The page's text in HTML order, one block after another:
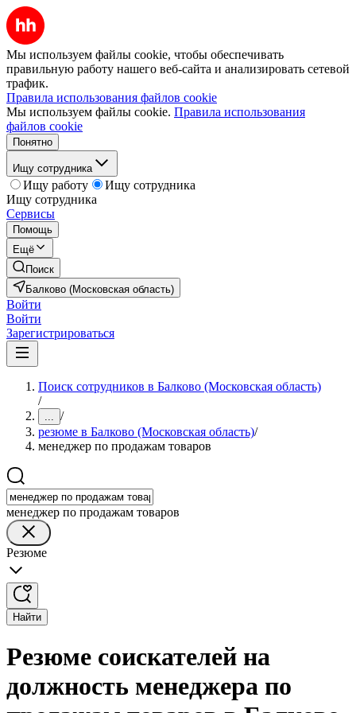
Мы используем файлы cookie, чтобы обеспечивать
правильную работу нашего веб-сайта и анализировать сетевой
трафик.
Правила использования файлов cookie
Мы используем файлы cookie. Правила использования
файлов cookie
Понятно
Ищу сотрудника
Ищу работу
Ищу сотрудника
Ищу сотрудника
Сервисы
Помощь
Ещё
Поиск
Балково (Московская область)
Войти
Войти
Зарегистрироваться
Поиск сотрудников в Балково (Московская область)
/
... /
резюме в Балково (Московская область)/
менеджер по продажам товаров
менеджер по продажам товаров
Резюме
Найти
Резюме соискателей на
должность менеджера по